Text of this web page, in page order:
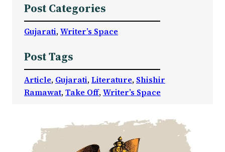
Post Categories
Gujarati, Writer’s Space
Post Tags
Article, Gujarati, Literature, Shishir
Ramawat, Take Off, Writer’s Space